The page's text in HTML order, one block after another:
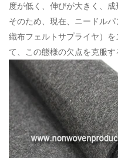
度が低く、伸びが大きく、
そのため、現在、ニードル
織布フェルトサプライヤ）
て、この態様の欠点を克服す